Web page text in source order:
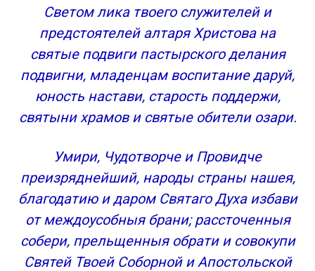
Светом лика твоего служителей и
предстоятелей алтаря Христова на
святые подвиги пастырского делания
подвигни, младенцам воспитание даруй,
юность настави, старость поддержи,
святыни храмов и святые обители озари.
Умири, Чудотворче и Провидче
преизряднейший, народы страны нашея,
благодатию и даром Святаго Духа избави
от междоусобныя брани; рассточенныя
собери, прельщенныя обрати и совокупи
Святей Твоей Соборной и Апостольской